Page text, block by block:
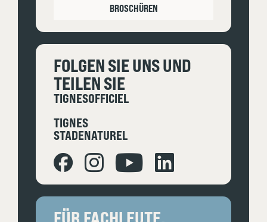
BROSCHÜREN
FOLGEN SIE UNS UND
TEILEN SIE
TIGNESOFFICIEL
TIGNES
STADENATUREL
FÜR FACHLEUTE,